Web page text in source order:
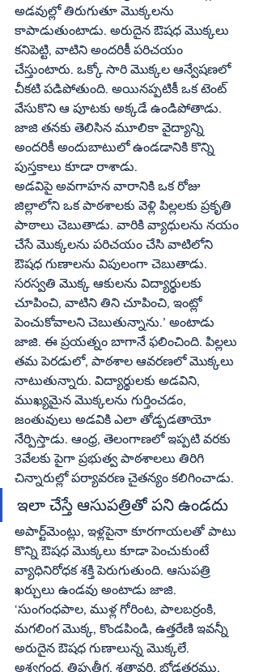
అడవుల్లో తిరుగుతూ మొక్కలను
కాపాడుతుంటాడు. అరుదైన ఔషధ మొక్కలు
కనిపెట్టి, వాటిని అందరికీ పరిచయం
చేస్తుంటారు. ఒక్కో సారి మొక్కల ఆన్వేషణలో
చీకటి పడిపోతుంది. అయినప్పటికీ ఒక టెంట్‌
వేసుకొని ఆ పూటకు అక్కడే ఉండిపోతాడు.
జాజి తనకు తెలిసిన మూలికా వైద్యాన్ని
అందరికీ అందుబాటులో ఉండడానికి కొన్ని
పుస్తకాలు కూడా రాశాడు.
అడవిపై అవగాహన వారానికి ఒక రోజు
జిల్లాలోని ఒక పాఠశాలకు వెళ్లి పిల్లలకు ప్రకృతి
పాఠాలు చెబుతాడు. వారికి వ్యాధులను నయం
చేసే మొక్కలను పరిచయం చేసి వాటిలోని
ఔషధ గుణాలను విపులంగా చెబుతాడు.
సరస్వతి మొక్క ఆకులను విద్యార్థులకు
చూపించి, వాటిని తిని చూపించి, ఇంట్లో
పెంచుకోవాలని చెబుతున్నాను.’ అంటాడు
జాజి. ఈ ప్రయత్నం బాగానే ఫలించింది. పిల్లలు
తమ పెరడులో, పాఠశాల ఆవరణలో మొక్కలు
నాటుతున్నారు. విద్యార్థులకు అడవిని,
ముఖ్యమైన మొక్కలను గుర్తించడం,
జంతువులు అడవికి ఎలా తోడ్పడతాయో
నేర్పిస్తాడు. ఆంధ్ర, తెలంగాణలో ఇప్పటి వరకు
3వేలకు పైగా ప్రభుత్వ పాఠశాలలు తిరిగి
చిన్నారుల్లో పర్యావరణ చైతన్యం కలిగించాడు.
ఇలా చేస్తే ఆసుపత్రితో పని ఉండదు
అపార్ట్‌మెంట్లు, ఇళ్లపైనా కూరగాయలతో పాటు
కొన్ని ఔషధ మొక్కలు కూడా పెంచుకుంటే
వ్యాధినిరోధక శక్తి పెరుగుతుంది. ఆసుపత్రి
ఖర్చులు ఉండవు అంటాడు జాజి.
‘సుంగంధపాల, ముళ్ల గోరింట, పాలబర్రంకి,
మగలింగ మొక్క, కొండపిండి, ఉత్తరేణి ఇవన్నీ
అరుదైన ఔషధ గుణాలున్న మొక్కలే.
అశ్వగంధ, తిప్పతీగ, శతావరి, బోడతరము,